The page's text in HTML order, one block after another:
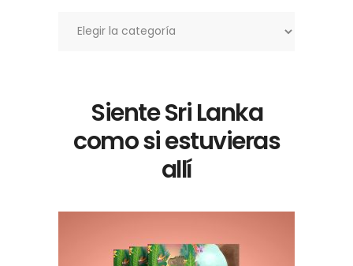
Siente Sri Lanka
como si estuvieras
allí